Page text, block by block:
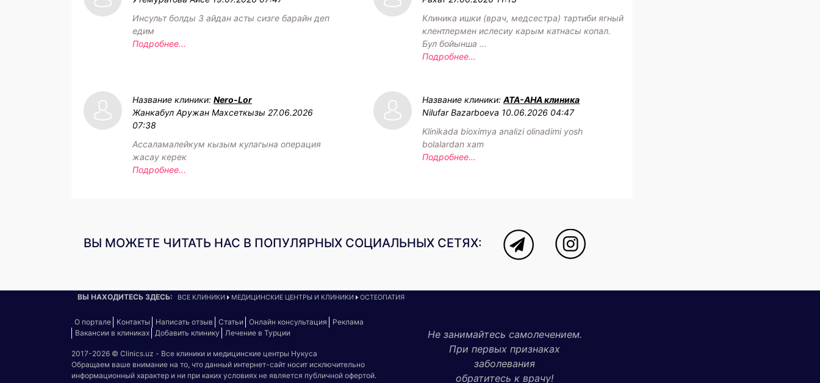
Инсульт болды 3 айдан асты сизге барайн деп
едим
Подробнее...
Клиника ишки (врач, медсестра) тартиби ягный
клентлермен ислесиу карым катнасы копал.
Бул бойынша ...
Подробнее...
Название клиники: Nero-Lor
Жанкабул Аружан Махсеткызы 27.06.2026
07:38
Ассаламалейкум кызым кулагына операция
жасау керек
Подробнее...
Название клиники: АТА-АНА клиника
Nilufar Bazarboeva 10.06.2026 04:47
Klinikada bioximya analizi olinadimi yosh
bolalardan xam
Подробнее...
ВЫ МОЖЕТЕ ЧИТАТЬ НАС В ПОПУЛЯРНЫХ СОЦИАЛЬНЫХ СЕТЯХ:
ВЫ НАХОДИТЕСЬ ЗДЕСЬ: ВСЕ КЛИНИКИ МЕДИЦИНСКИЕ ЦЕНТРЫ И КЛИНИКИ ОСТЕОПАТИЯ
О портале Контакты Написать отзыв Статьи Онлайн консультация
Реклама
Вакансии в клиниках
Добавить клинику Лечение в Турции
2017-2026 © Clinics.uz - Все клиники и медицинские центры Нукуса
Обращаем ваше внимание на то, что данный интернет-сайт носит исключительно
информационный характер и ни при каких условиях не является публичной офертой.
Не занимайтесь самолечением.
При первых признаках
заболевания
обратитесь к врачу!